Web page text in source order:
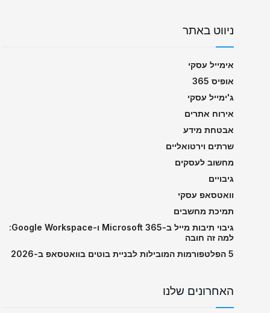
ניווט באתר
אימייל עסקי
אופיס 365
ג'ימייל עסקי
אירוח אתרים
אבטחת מידע
שרתים וירטואליים
מחשוב לעסקים
גיבויים
וואטסאפ עסקי
תמיכת מחשבים
גיבוי תיבות מייל ב-Microsoft 365 ו-Google Workspace:
למה זה חובה
5 הפלטפורמות המובילות לבניית בוטים בוואטסאפ ב-2026
האחרונים שלנו